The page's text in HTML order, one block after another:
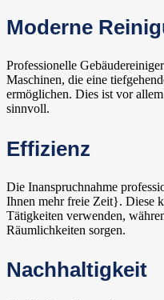
Moderne
Professionelle
Maschinen, die eine
ermöglichen. Dies ist vor
sinnvoll.
Effizienz
Die Inanspruchnahme
Ihnen mehr freie Zeit}. Diese
Tätigkeiten verwenden,
Räumlichkeiten sorgen.
Nachhaltigkeit